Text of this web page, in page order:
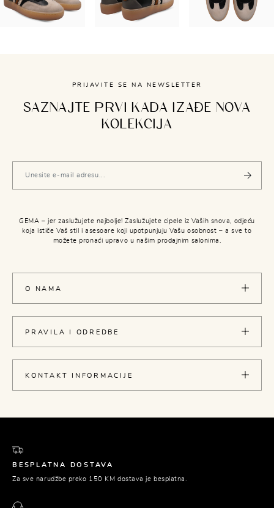
PRIJAVITE SE NA NEWSLETTER
SAZNAJTE PRVI KADA IZAĐE NOVA
KOLEKCIJA
GEMA – jer zaslužujete najbolje! Zaslužujete cipele iz Vaših snova, odjeću
koja ističe Vaš stil i asesoare koji upotpunjuju Vašu osobnost – a sve to
možete pronaći upravo u našim prodajnim salonima.
O NAMA
PRAVILA I ODREDBE
KONTAKT INFORMACIJE
BESPLATNA DOSTAVA
Za sve narudžbe preko 150 KM dostava je besplatna.